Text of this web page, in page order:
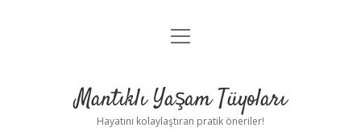
Anasayfa
Yasal Uyarı
menüyü
Mantıklı Yaşam Tüyoları
Hayatını kolaylaştıran pratik öneriler!